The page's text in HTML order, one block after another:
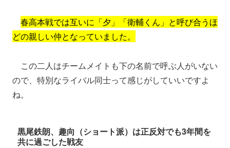
春高本戦では互いに「夕」「衛輔くん」と呼び合うほ
どの親しい仲となっていました。
この二人はチームメイトも下の名前で呼ぶ人がいない
ので、特別なライバル同士って感じがしていいですよ
ね。
黒尾鉄朗、趣向（ショート派）は正反対でも3年間を
共に過ごした戦友